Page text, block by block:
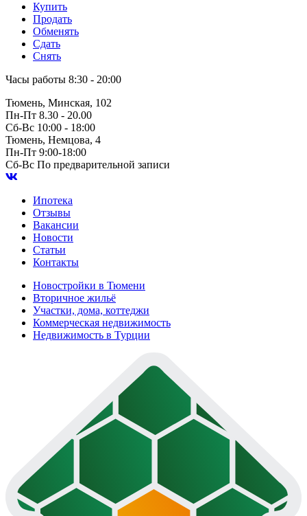
Купить
Продать
Обменять
Сдать
Снять
Часы работы 8:30 - 20:00
Тюмень, Минская, 102
Пн-Пт 8.30 - 20.00
Сб-Вс 10:00 - 18:00
Тюмень, Немцова, 4
Пн-Пт 9:00-18:00
Сб-Вс По предварительной записи
Ипотека
Отзывы
Вакансии
Новости
Статьи
Контакты
Новостройки в Тюмени
Вторичное жильё
Участки, дома, коттеджи
Коммерческая недвижимость
Недвижимость в Турции